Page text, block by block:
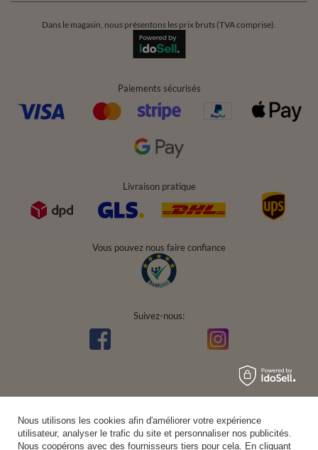
Dans le magasin, nous présentons les prix bruts (TVA comprise).
Paiements sécurisés
Livraison pratique
Vous pouvez nous faire confiance
Suivez-nous:
Nous utilisons les cookies afin d'améliorer votre expérience
utilisateur, analyser le trafic du site et personnaliser nos publicités.
Nous coopérons avec des fournisseurs tiers pour cela. En cliquant